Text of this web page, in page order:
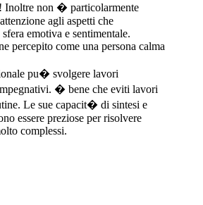
Inoltre non � particolarmente
agli aspetti che
emotiva e sentimentale.
percepito come una persona calma
pu� svolgere lavori
� bene che eviti lavori
Le sue capacit� di sintesi e
essere preziose per risolvere
complessi.